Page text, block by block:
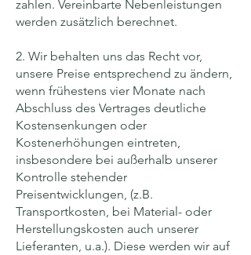
zahlen. Vereinbarte Nebenleistungen
werden zusätzlich berechnet.
2. Wir behalten uns das Recht vor,
unsere Preise entsprechend zu ändern,
wenn frühestens vier Monate nach
Abschluss des Vertrages deutliche
Kostensenkungen oder
Kostenerhöhungen eintreten,
insbesondere bei außerhalb unserer
Kontrolle stehender
Preisentwicklungen, (z.B.
Transportkosten, bei Material- oder
Herstellungskosten auch unserer
Lieferanten, u.a.). Diese werden wir auf